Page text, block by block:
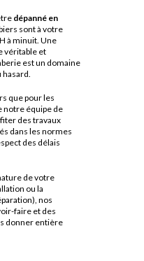
dépanné en
sont à votre
à minuit. Une
véritable et
est un domaine
que pour les
notre équipe de
des travaux
dans les normes
des délais
de votre
ou la
nos
faire et des
donner entière